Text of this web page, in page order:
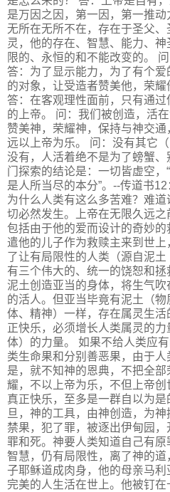
是万因之因，第一因，第一推动
无所在无所不在，存在于圣父
灵，他的存在、智慧、能力、
限的、永恒的和不能改变的。
答：为了显示能力，为了有个
的对象，让受造者赞美他，荣耀
答：在客观理性面前，只有通
的上帝。 问：我们被创造，活
赞美神，荣耀神，保持与神交
远以上帝为乐。 问：没有其它
没有，人活着绝不是为了螃蟹
门探索的结论是：一切皆虚空
是人所当尽的本分”。--传道书
为什么人类有这么多苦难？难
切必然发生。上帝在无限久远之
包括由于他的爱而设计的奇妙
遣他的儿子作为救赎主来到世
了让有局限性的人类（源自泥
有三个伟大的、统一的饶恕和
泥土创造亚当的身体，将生气
的活人。但亚当毕竟有泥土（
体、精神）一样，存在属灵生
正快乐，必须增长人类属灵的
体）的力量。 如果不给人类应
类生命果和分别善恶果，由于
是，就不知神的恩典，不把全
耀，不以上帝为乐，不但上帝
真正快乐，至多是一群自以为是
旦，神的工具，由神创造，为
禁果，犯了罪，被逐出伊甸园
罪和死。神要人类知道自己有
智慧，仍有局限性，离了神的
子耶稣道成肉身，他的母亲马
完美的人生活在世上。他被钉在